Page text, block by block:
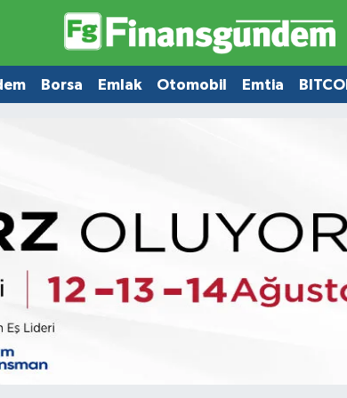
Borsa Emlak Otomobil Emtia